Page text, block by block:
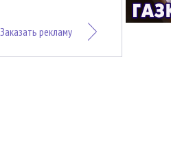
Заказать рекламу